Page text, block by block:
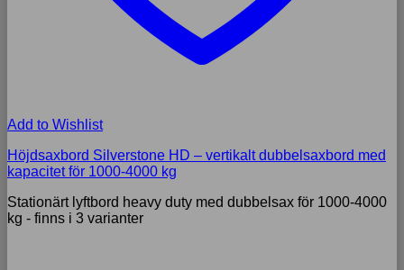
Add to Wishlist
Höjdsaxbord Silverstone HD – vertikalt dubbelsaxbord med
kapacitet för 1000-4000 kg
Stationärt lyftbord heavy duty med dubbelsax för 1000-4000
kg - finns i 3 varianter